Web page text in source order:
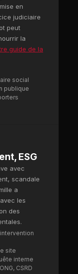
en
judiciaire
peut
la
guide de la
social
publique
ESG
avec
scandale
a
les
des
site
interne
CSRD